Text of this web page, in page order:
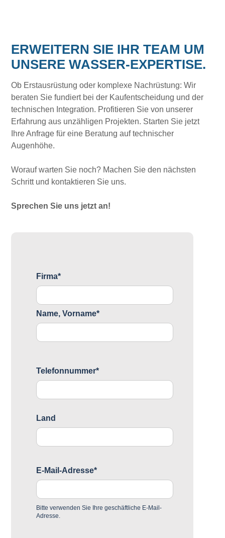
ERWEITERN SIE IHR TEAM UM
UNSERE WASSER-EXPERTISE.
Ob Erstausrüstung oder komplexe Nachrüstung: Wir
beraten Sie fundiert bei der Kaufentscheidung und der
technischen Integration. Profitieren Sie von unserer
Erfahrung aus unzähligen Projekten. Starten Sie jetzt
Ihre Anfrage für eine Beratung auf technischer
Augenhöhe.
Worauf warten Sie noch? Machen Sie den nächsten
Schritt und kontaktieren Sie uns.
Sprechen Sie uns jetzt an!
Firma*
Name, Vorname*
Telefonnummer*
Land
E-Mail-Adresse*
Bitte verwenden Sie Ihre geschäftliche E-Mail-
Adresse.